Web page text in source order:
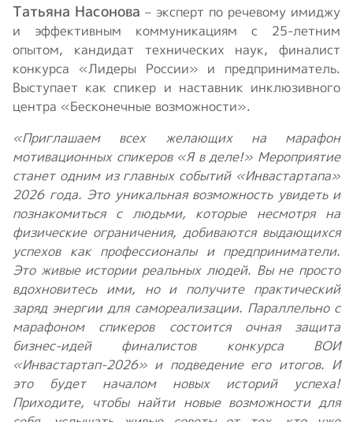
Татьяна Насонова – эксперт по речевому имиджу
и эффективным коммуникациям с 25-летним
опытом, кандидат технических наук, финалист
конкурса «Лидеры России» и предприниматель.
Выступает как спикер и наставник инклюзивного
центра «Бесконечные возможности».
«Приглашаем всех желающих на марафон
мотивационных спикеров «Я в деле!» Мероприятие
станет одним из главных событий «Инвастартапа»
2026 года. Это уникальная возможность увидеть и
познакомиться с людьми, которые несмотря на
физические ограничения, добиваются выдающихся
успехов как профессионалы и предприниматели.
Это живые истории реальных людей. Вы не просто
вдохновитесь ими, но и получите практический
заряд энергии для самореализации. Параллельно с
марафоном спикеров состоится очная защита
бизнес-идей финалистов конкурса ВОИ
«Инвастартап-2026» и подведение его итогов. И
это будет началом новых историй успеха!
Приходите, чтобы найти новые возможности для